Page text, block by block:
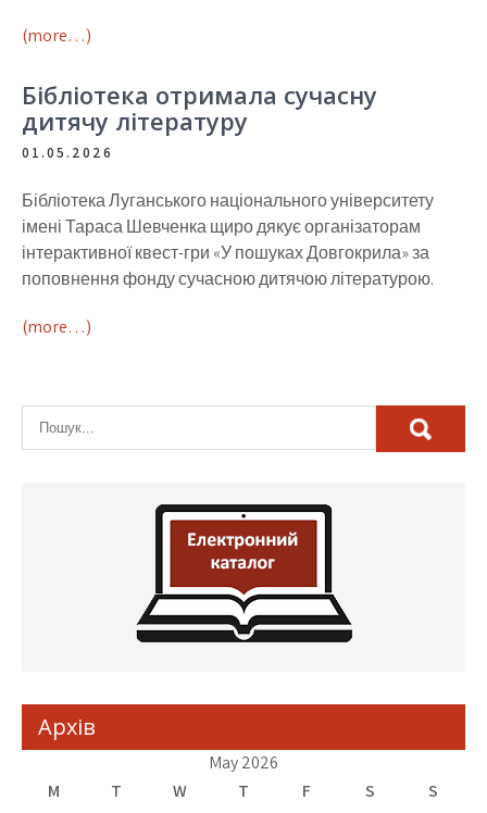
(more…)
Бібліотека отримала сучасну
дитячу літературу
01.05.2026
Бібліотека Луганського національного університету
імені Тараса Шевченка щиро дякує організаторам
інтерактивної квест-гри «У пошуках Довгокрила» за
поповнення фонду сучасною дитячою літературою.
(more…)
Архів
May 2026
M
T W T F S
S